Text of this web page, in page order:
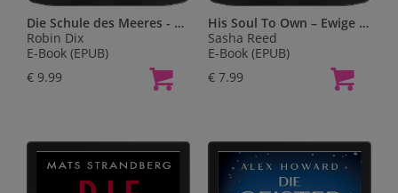
Die Schule des Meeres - Ruf aus der Tiefe
Robin Dix
E-Book (EPUB)
€ 9.99
His Soul To Own – Ewige Liebe
Sasha Reed
E-Book (EPUB)
€ 7.99